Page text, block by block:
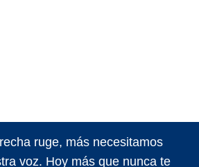
ruge, más necesitamos
voz. Hoy más que nunca te